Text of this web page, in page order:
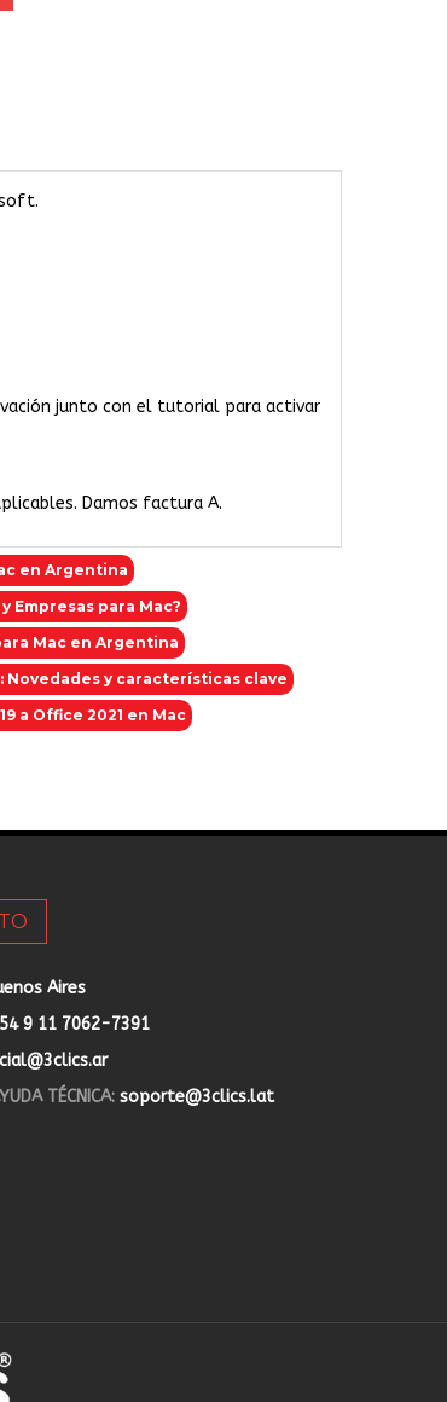
junto con el tutorial para activar
Damos factura A.
en Argentina
Empresas para Mac?
Mac en Argentina
Novedades y características clave
a Office 2021 en Mac
Aires
9 11 7062-7391
TÉCNICA: soporte@3clics.lat